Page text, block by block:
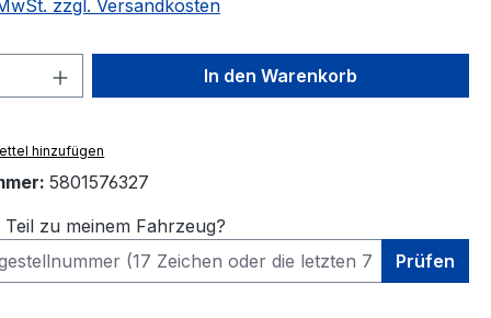
zzgl. Versandkosten
Anzahl: Gib den gewünschten Wert
In den Warenkorb
hinzufügen
5801576327
Teil zu meinem Fahrzeug?
Prüfen